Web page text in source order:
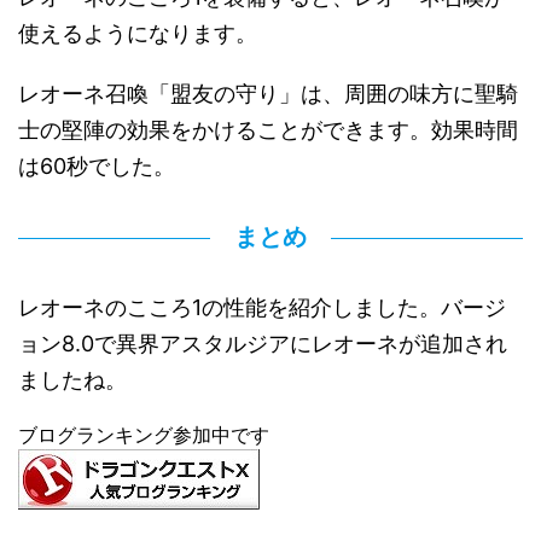
使えるようになります。
レオーネ召喚「盟友の守り」は、周囲の味方に聖騎
士の堅陣の効果をかけることができます。効果時間
は60秒でした。
まとめ
レオーネのこころ1の性能を紹介しました。バージ
ョン8.0で異界アスタルジアにレオーネが追加され
ましたね。
ブログランキング参加中です